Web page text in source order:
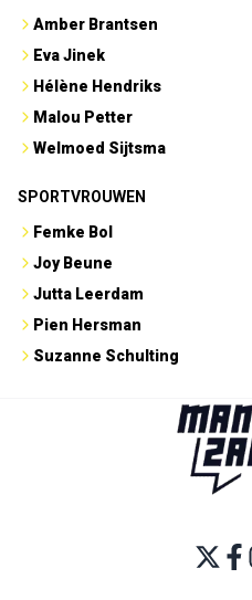
Amber Brantsen
Eva Jinek
Hélène Hendriks
Malou Petter
Welmoed Sijtsma
SPORTVROUWEN
Femke Bol
Joy Beune
Jutta Leerdam
Pien Hersman
Suzanne Schulting